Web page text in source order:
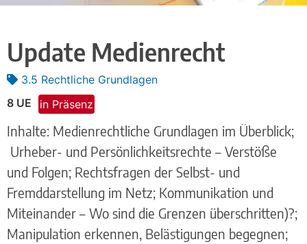
Update Medienrecht
3.5 Rechtliche Grundlagen
8 UE
in Präsenz
Inhalte: Medienrechtliche Grundlagen im Überblick;
Urheber- und Persönlichkeitsrechte – Verstöße
und Folgen; Rechtsfragen der Selbst- und
Fremddarstellung im Netz; Kommunikation und
Miteinander – Wo sind die Grenzen überschritten)?;
Manipulation erkennen, Belästigungen begegnen;